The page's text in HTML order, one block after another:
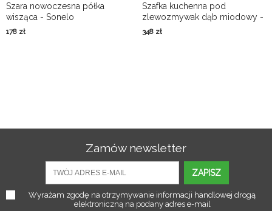
Szara nowoczesna półka
wisząca - Sonelo
178 zł
Szafka kuchenna pod
zlewozmywak dąb miodowy -
Vokres 10X
348 zł
Zamów newsletter
ZAPISZ
Wyrażam zgodę na otrzymywanie informacji handlowej drogą
elektroniczną na podany adres e-mail